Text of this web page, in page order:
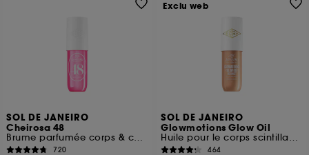
SOL DE JANEIRO
Cheirosa 48
Brume parfumée corps & cheveux
720
SOL DE JANEIRO
Glowmotions Glow Oil
Huile pour le corps scintillante & nourissante
464
Exclu web